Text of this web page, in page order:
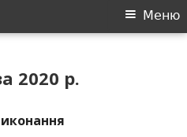
Меню
2020 р.